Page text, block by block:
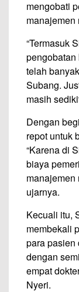
mengobati
manajemen
“Termasuk
pengobatan
telah
Subang.
masih
Dengan
repot untuk
“Karena di
biaya
manajemen
ujarnya.
Kecuali itu,
membekali
para pasien
dengan
empat
Nyeri.